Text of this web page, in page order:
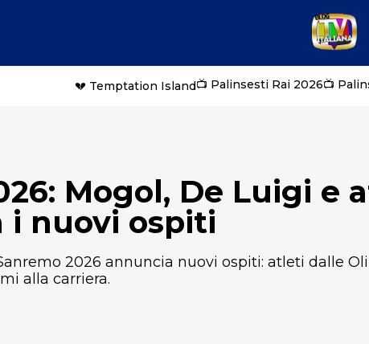
💔 Temptation Island📺 Palinsesti Rai 2026📺
Mogol, De Luigi e
i nuovi ospiti
2026 annuncia nuovi ospiti: atleti dalle
alla carriera.